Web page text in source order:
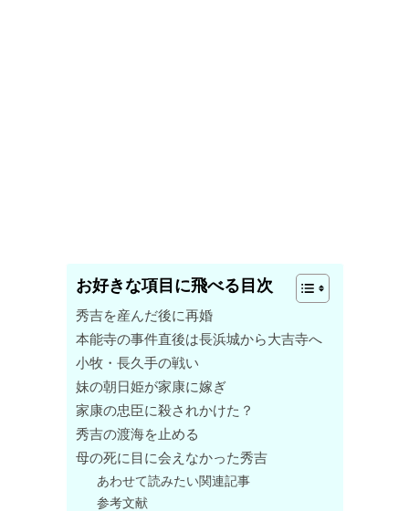
お好きな項目に飛べる目次
秀吉を産んだ後に再婚
本能寺の事件直後は長浜城から大吉寺へ
小牧・長久手の戦い
妹の朝日姫が家康に嫁ぎ
家康の忠臣に殺されかけた？
秀吉の渡海を止める
母の死に目に会えなかった秀吉
あわせて読みたい関連記事
参考文献